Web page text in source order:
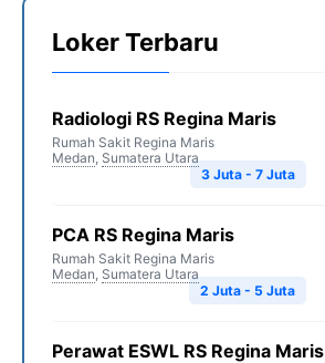
Loker Terbaru
Radiologi RS Regina Maris
Rumah Sakit Regina Maris
Medan, Sumatera Utara
3 Juta - 7 Juta
PCA RS Regina Maris
Rumah Sakit Regina Maris
Medan, Sumatera Utara
2 Juta - 5 Juta
Perawat ESWL RS Regina Maris